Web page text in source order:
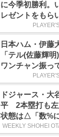
に今季初勝利。
レゼントをもら
た」／バースデ
日本ハム・伊藤
「テル(佐藤輝明
ワンチャン振っ
るかなと思って
た」／魔球
ドジャース・大
平 2本塁打も左
状態は△「数%
感があるなら、
WEEKLY SHOHEI
刀流で呼び